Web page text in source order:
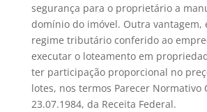
segurança para o proprietário a
domínio do imóvel. Outra vantagem,
regime tributário conferido ao
executar o loteamento em
ter participação proporcional no
lotes, nos termos Parecer Normativo
23.07.1984, da Receita Federal.